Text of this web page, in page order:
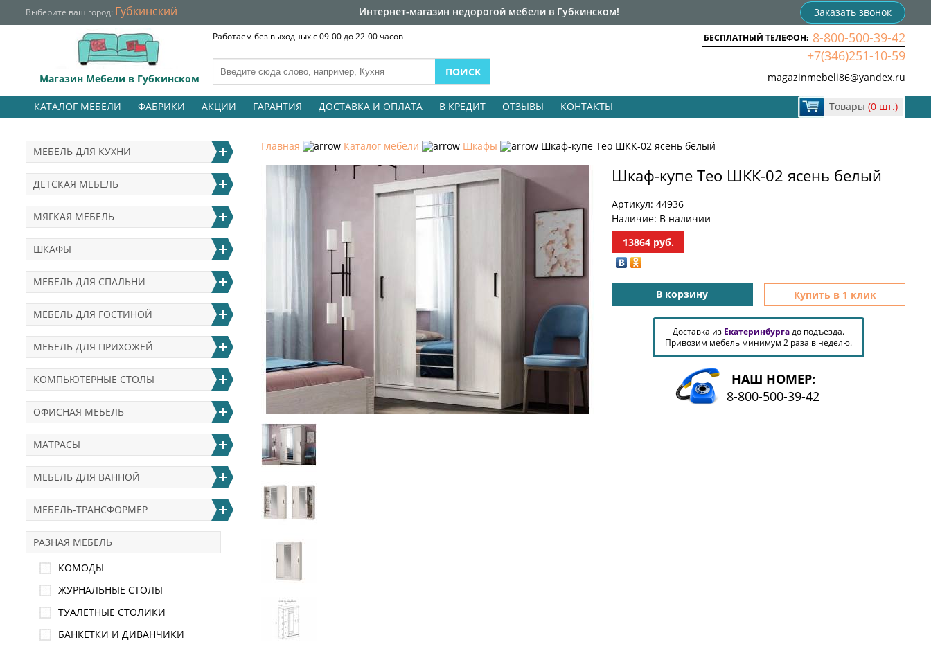
Выберите ваш город: Губкинский Интернет-магазин недорогой мебели в Губкинском! Заказать звонок
Магазин Мебели в Губкинском
БЕСПЛАТНЫЙ ТЕЛЕФОН: 8-800-500-39-42
+7(346)251-10-59
magazinmebeli86@yandex.ru
Работаем без выходных с 09-00 до 22-00 часов
КАТАЛОГ МЕБЕЛИ ФАБРИКИ АКЦИИ ГАРАНТИЯ ДОСТАВКА И ОПЛАТА В КРЕДИТ ОТЗЫВЫ КОНТАКТЫ Товары (0 шт.)
Главная Каталог мебели Шкафы Шкаф-купе Тео ШКК-02 ясень белый
Шкаф-купе Тео ШКК-02 ясень белый
Артикул: 44936
Наличие: В наличии
13864руб.
В корзину Купить в 1 клик
Доставка из Екатеринбургадо подъезда.
Привозим мебель минимум 2 раза в неделю.
НАШ НОМЕР:
8-800-500-39-42
МЕБЕЛЬ ДЛЯ КУХНИ
ДЕТСКАЯ МЕБЕЛЬ
МЯГКАЯ МЕБЕЛЬ
ШКАФЫ
МЕБЕЛЬ ДЛЯ СПАЛЬНИ
МЕБЕЛЬ ДЛЯ ГОСТИНОЙ
МЕБЕЛЬ ДЛЯ ПРИХОЖЕЙ
КОМПЬЮТЕРНЫЕ СТОЛЫ
ОФИСНАЯ МЕБЕЛЬ
МАТРАСЫ
МЕБЕЛЬ ДЛЯ ВАННОЙ
МЕБЕЛЬ-ТРАНСФОРМЕР
РАЗНАЯ МЕБЕЛЬ
КОМОДЫ
ЖУРНАЛЬНЫЕ СТОЛЫ
ТУАЛЕТНЫЕ СТОЛИКИ
БАНКЕТКИ И ДИВАНЧИКИ